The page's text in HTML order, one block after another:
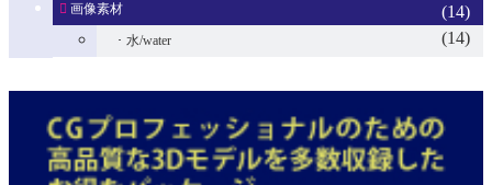
画像素材 (14)
水/water (14)